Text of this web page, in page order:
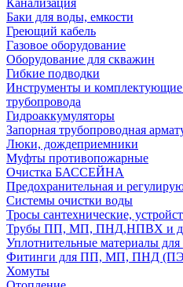
Канализация
Баки для воды, емкости
Греющий кабель
Газовое оборудование
Оборудование для скважин
Гибкие подводки
Инструменты и
трубопровода
Гидроаккумуляторы
Запорная трубопроводная
Люки, дождеприемники
Муфты противопожарные
Очистка БАССЕЙНА
Предохранительная и
Системы очистки воды
Тросы сантехнические,
Трубы ПП, МП, ПНД,НПВХ и
Уплотнительные материалы
Фитинги для ПП, МП, ПНД (ПЭ)
Хомуты